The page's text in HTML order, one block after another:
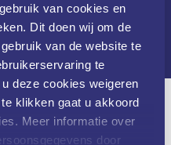
van cookies en
Dit doen wij om de
van de website te
te
deze cookies weigeren
te klikken gaat u akkoord
Meer informatie over
door
aandacht
u en uw huid.